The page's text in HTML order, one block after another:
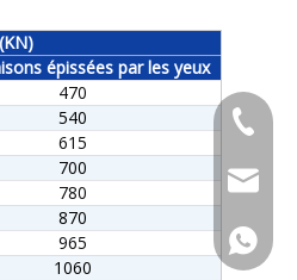
épissées par les yeux
470
540
615
700
780
870
965
1060
+86-
+86-